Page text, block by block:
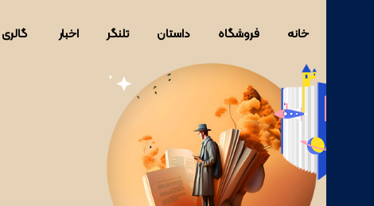
خانه فروشگاه داستان تلنگر اخبار گالری